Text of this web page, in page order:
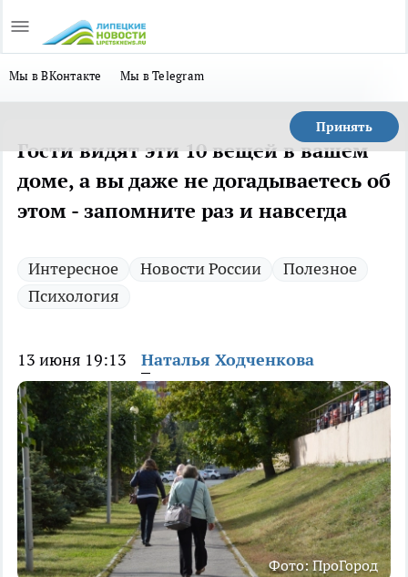
Мы в ВКонтакте Мы в Telegram
Принять
Гости видят эти 10 вещей в вашем
доме, а вы даже не догадываетесь об
этом - запомните раз и навсегда
Интересное Новости России
Полезное
Психология
13 июня 19:13 Наталья Ходченкова
Фото: ПроГород